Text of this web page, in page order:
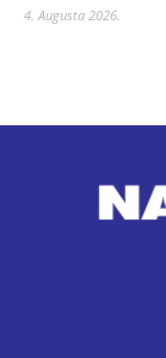
4. Augusta 2026.